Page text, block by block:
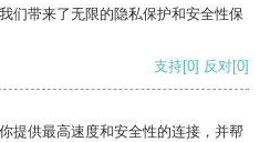
们带来了无限的隐私保护和安全性保
支持[0] 反对[0]
提供最高速度和安全性的连接，并帮